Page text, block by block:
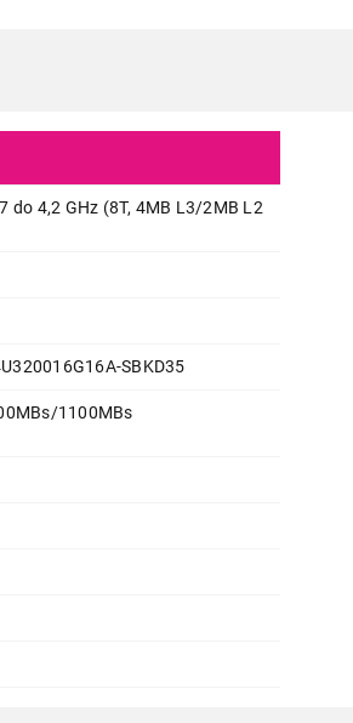
do 4,2 GHz (8T, 4MB L3/2MB L2
SBKD35
1100MBs
Worker Ryzen 5
u korpu.